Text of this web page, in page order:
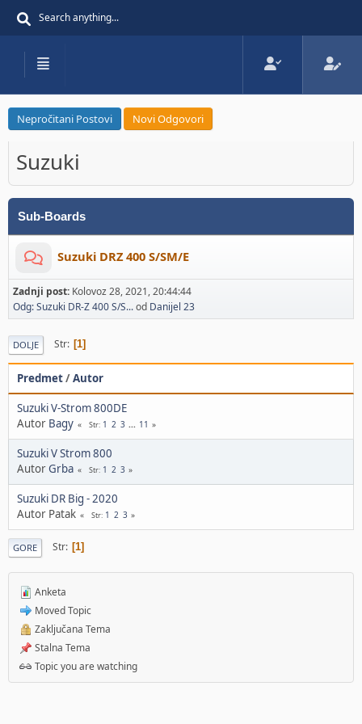
Nepročitani Postovi Novi Odgovori
Suzuki
Sub-Boards
Suzuki DRZ 400 S/SM/E
Zadnji post: Kolovoz 28, 2021, 20:44:44
Odg: Suzuki DR-Z 400 S/S...od Danijel 23
DOLJE Str 1
Predmet/Autor
Suzuki V-Strom 800DE
Autor Bagy Str 1 2 3 ... 11
Suzuki V Strom 800
AutorGrba Str 1 2 3
Suzuki DR Big - 2020
Autor Patak
Str 1 2 3
GORE Str 1
Anketa
Moved Topic
Zaključana Tema
Stalna Tema
Topic you are watching